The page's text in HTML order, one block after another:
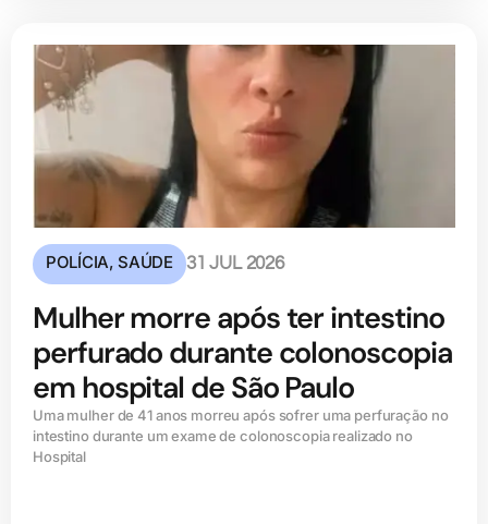
POLÍCIA,SAÚDE 31 JUL 2026
Mulher morre após ter intestino
perfurado durante colonoscopia
em hospital de São Paulo
Uma mulher de 41 anos morreu após sofrer uma perfuração no
intestino durante um exame de colonoscopia realizado no
Hospital